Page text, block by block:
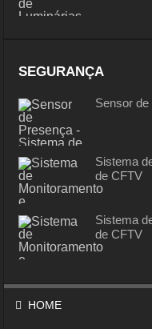
SEGURANÇA
Sensor
Sistema
de CFTV
Sistema
de CFTV
HOME